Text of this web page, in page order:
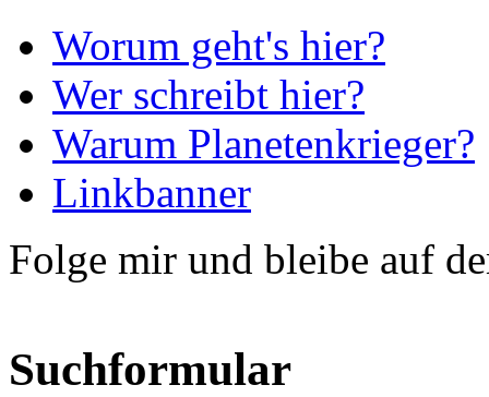
Worum geht's hier?
Wer schreibt hier?
Warum Planetenkrieger?
Linkbanner
Folge mir und bleibe auf
Suchformular